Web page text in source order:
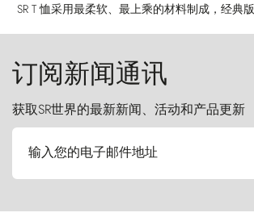
SR T 恤采用最柔软、最上乘的材料制成，经典
订阅新闻通讯
获取SR世界的最新新闻、活动和产品更新
输入您的电子邮件地址